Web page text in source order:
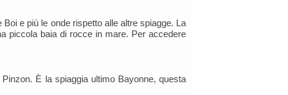
e più le onde rispetto alle altre spiagge. La
piccola baia di rocce in mare. Per accedere
È la spiaggia ultimo Bayonne, questa